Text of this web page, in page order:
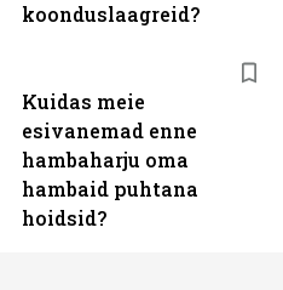
koonduslaagreid?
Kuidas meie
esivanemad enne
hambaharju oma
hambaid puhtana
hoidsid?